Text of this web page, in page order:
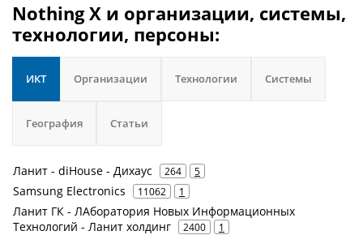
Nothing X и организации, системы,
технологии, персоны:
ИКТ Организации Технологии Системы
География Статьи
Ланит - diHouse - Дихаус 264 5
Samsung Electronics 11062 1
Ланит ГК - ЛАборатория Новых Информационных
Технологий - Ланит холдинг
2400 1